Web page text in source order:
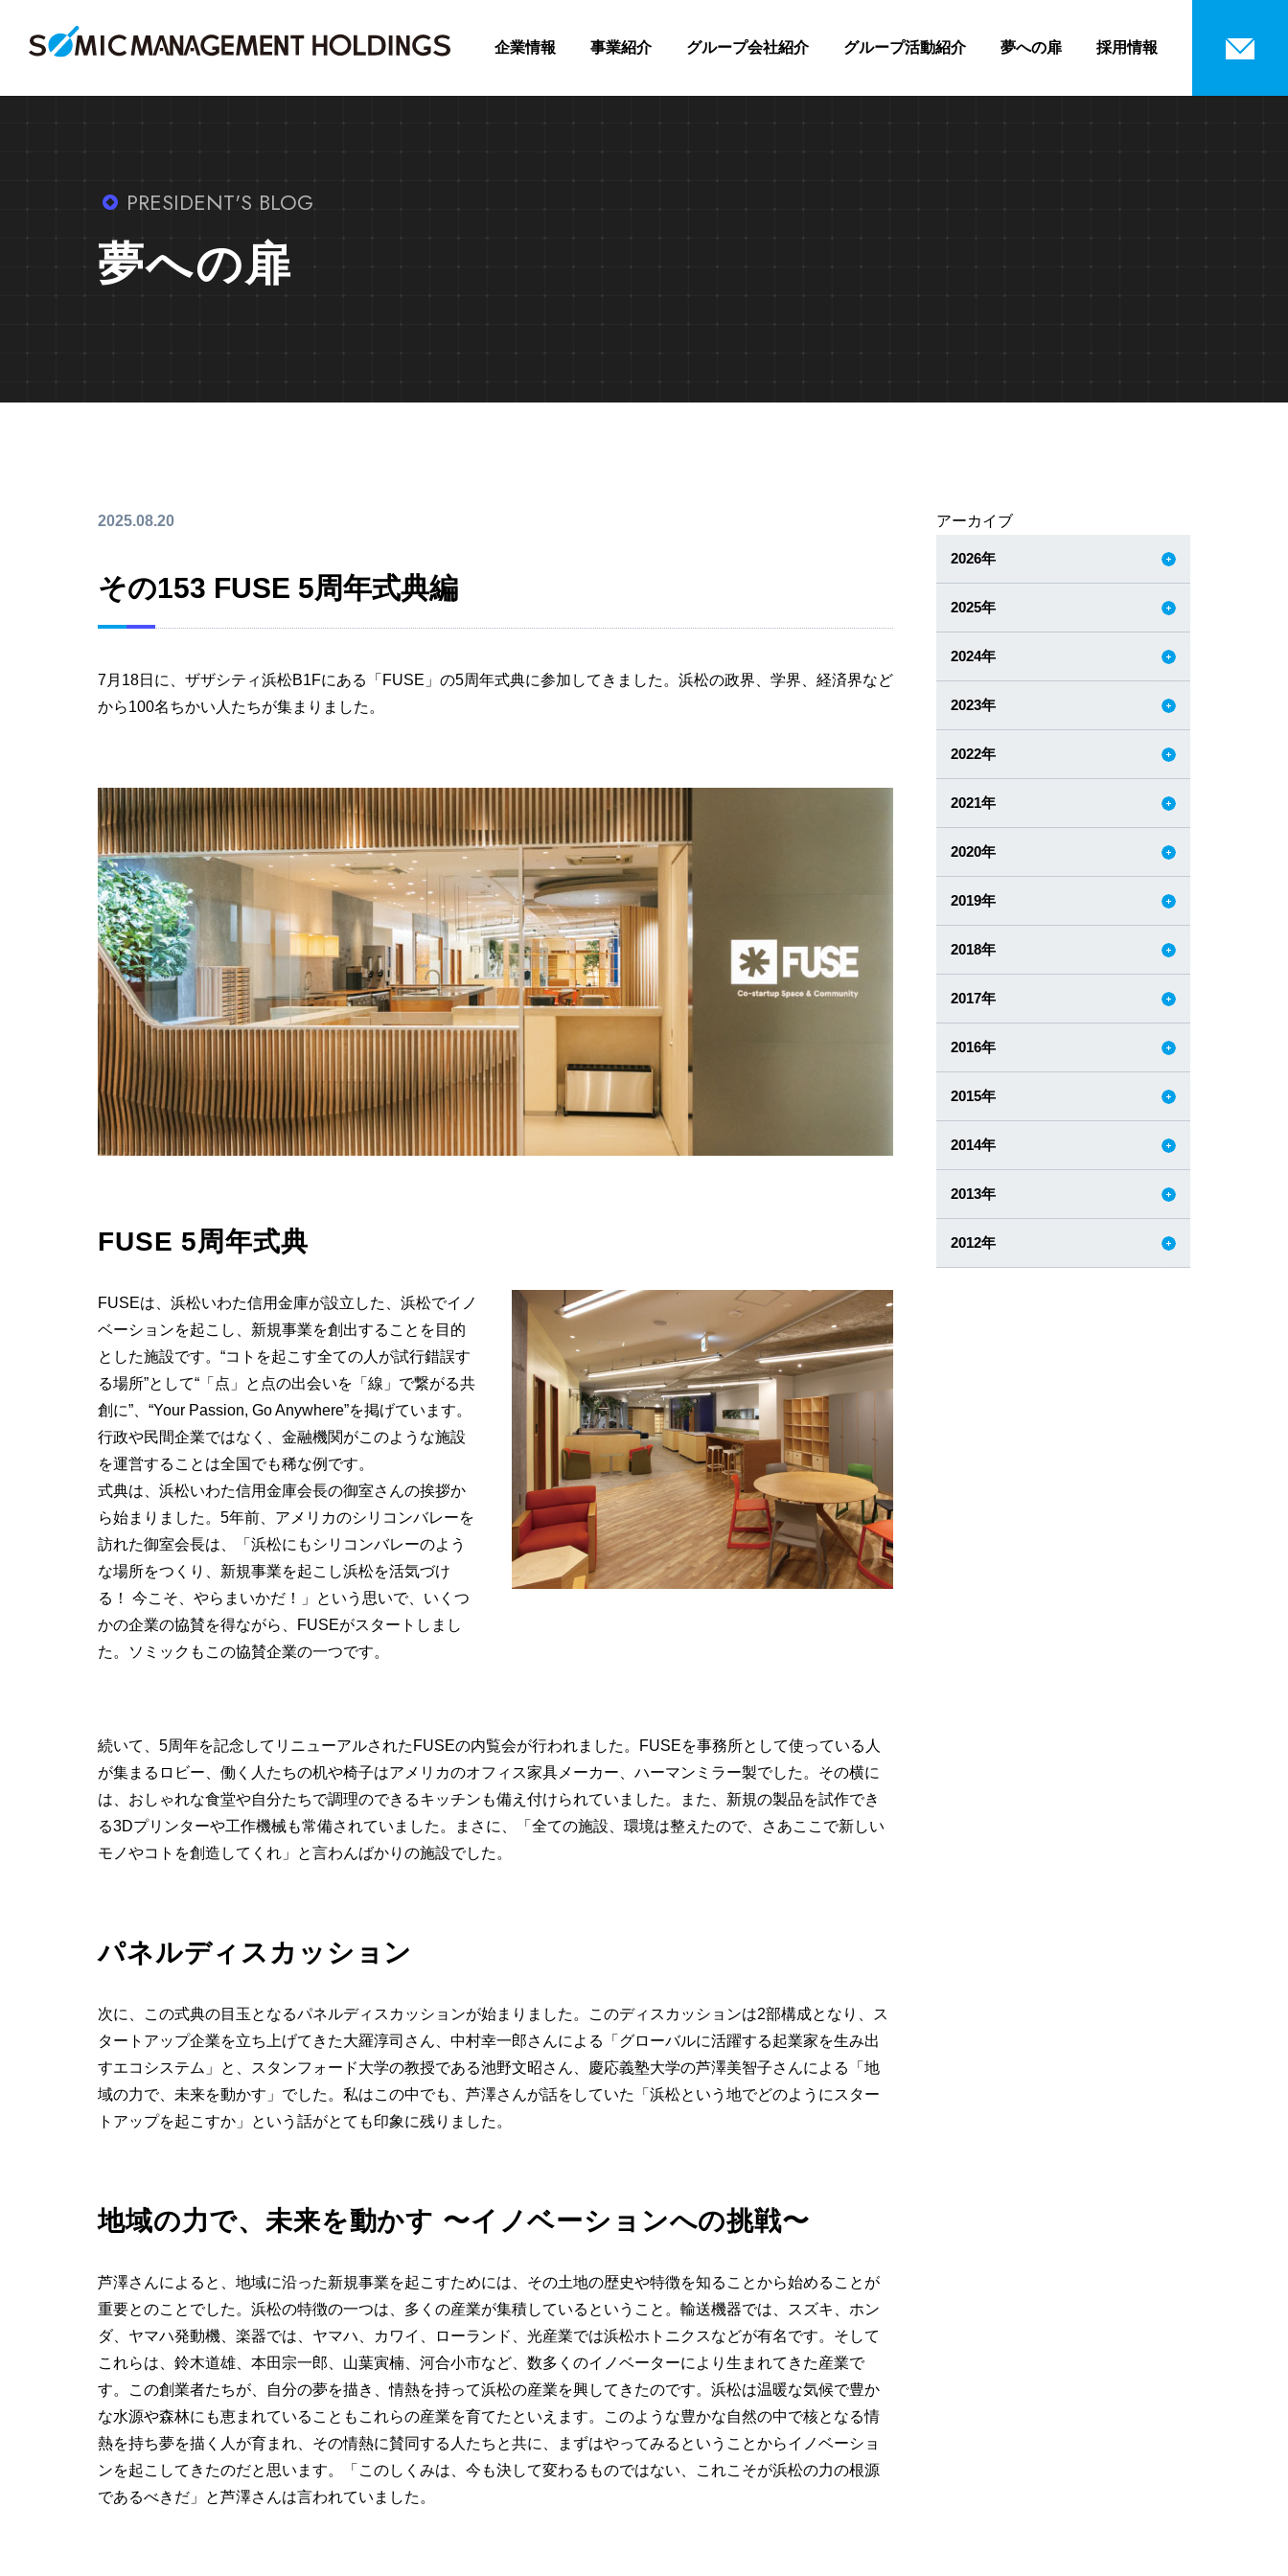
企業情報 事業紹介 グループ会社紹介 グループ活動紹介 夢への扉 採用情報
PRESIDENT'S BLOG
夢への扉
2025.08.20
その153 FUSE 5周年式典編
7月18日に、ザザシティ浜松B1Fにある「FUSE」の5周年式典に参加してきました。浜松の政界、学界、経済界など
から100名ちかい人たちが集まりました。
FUSE 5周年式典
FUSEは、浜松いわた信用金庫が設立した、浜松でイノ
ベーションを起こし、新規事業を創出することを目的
とした施設です。“コトを起こす全ての人が試行錯誤す
る場所”として“「点」と点の出会いを「線」で繋がる共
創に”、“Your Passion, Go Anywhere”を掲げています。
行政や民間企業ではなく、金融機関がこのような施設
を運営することは全国でも稀な例です。
式典は、浜松いわた信用金庫会長の御室さんの挨拶か
ら始まりました。5年前、アメリカのシリコンバレーを
訪れた御室会長は、「浜松にもシリコンバレーのよう
な場所をつくり、新規事業を起こし浜松を活気づけ
る！ 今こそ、やらまいかだ！」という思いで、いくつ
かの企業の協賛を得ながら、FUSEがスタートしまし
た。ソミックもこの協賛企業の一つです。
続いて、5周年を記念してリニューアルされたFUSEの内覧会が行われました。FUSEを事務所として使っている人
が集まるロビー、働く人たちの机や椅子はアメリカのオフィス家具メーカー、ハーマンミラー製でした。その横に
は、おしゃれな食堂や自分たちで調理のできるキッチンも備え付けられていました。また、新規の製品を試作でき
る3Dプリンターや工作機械も常備されていました。まさに、「全ての施設、環境は整えたので、さあここで新しい
モノやコトを創造してくれ」と言わんばかりの施設でした。
パネルディスカッション
次に、この式典の目玉となるパネルディスカッションが始まりました。このディスカッションは2部構成となり、ス
タートアップ企業を立ち上げてきた大羅淳司さん、中村幸一郎さんによる「グローバルに活躍する起業家を生み出
すエコシステム」と、スタンフォード大学の教授である池野文昭さん、慶応義塾大学の芦澤美智子さんによる「地
域の力で、未来を動かす」でした。私はこの中でも、芦澤さんが話をしていた「浜松という地でどのようにスター
トアップを起こすか」という話がとても印象に残りました。
地域の力で、未来を動かす 〜イノベーションへの挑戦〜
芦澤さんによると、地域に沿った新規事業を起こすためには、その土地の歴史や特徴を知ることから始めることが
重要とのことでした。浜松の特徴の一つは、多くの産業が集積しているということ。輸送機器では、スズキ、ホン
ダ、ヤマハ発動機、楽器では、ヤマハ、カワイ、ローランド、光産業では浜松ホトニクスなどが有名です。そして
これらは、鈴木道雄、本田宗一郎、山葉寅楠、河合小市など、数多くのイノベーターにより生まれてきた産業で
す。この創業者たちが、自分の夢を描き、情熱を持って浜松の産業を興してきたのです。浜松は温暖な気候で豊か
な水源や森林にも恵まれていることもこれらの産業を育てたといえます。このような豊かな自然の中で核となる情
熱を持ち夢を描く人が育まれ、その情熱に賛同する人たちと共に、まずはやってみるということからイノベーショ
ンを起こしてきたのだと思います。「このしくみは、今も決して変わるものではない、これこそが浜松の力の根源
であるべきだ」と芦澤さんは言われていました。
アーカイブ
2026年
2025年
2024年
2023年
2022年
2021年
2020年
2019年
2018年
2017年
2016年
2015年
2014年
2013年
2012年